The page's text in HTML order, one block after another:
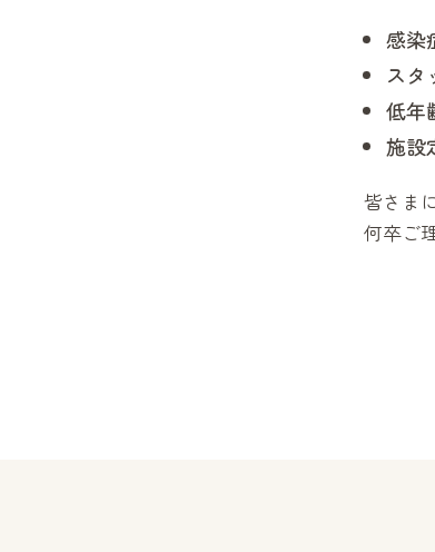
感染
スタ
低年
施設
皆さま
何卒ご